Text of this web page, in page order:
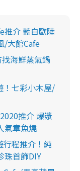
推介 藍白歐陸
/大館Cafe
海鮮蒸氣鍋
！七彩小木屋/
推介 爆漿
氣章魚燒
行程推介！純
珠首飾DIY